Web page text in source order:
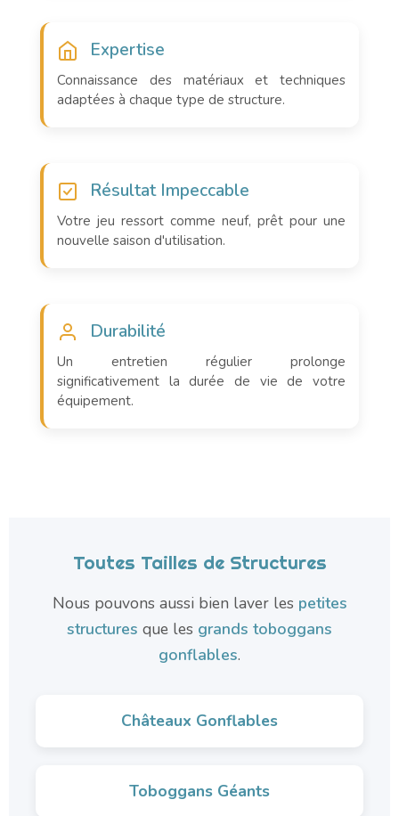
Expertise
Connaissance des matériaux et techniques
adaptées à chaque type de structure.
Résultat Impeccable
Votre jeu ressort comme neuf, prêt pour une
nouvelle saison d'utilisation.
Durabilité
Un entretien régulier prolonge
significativement la durée de vie de votre
équipement.
Toutes Tailles de Structures
Nous pouvons aussi bien laver les petites
structures que les grands toboggans
gonflables.
Châteaux Gonflables
Toboggans Géants